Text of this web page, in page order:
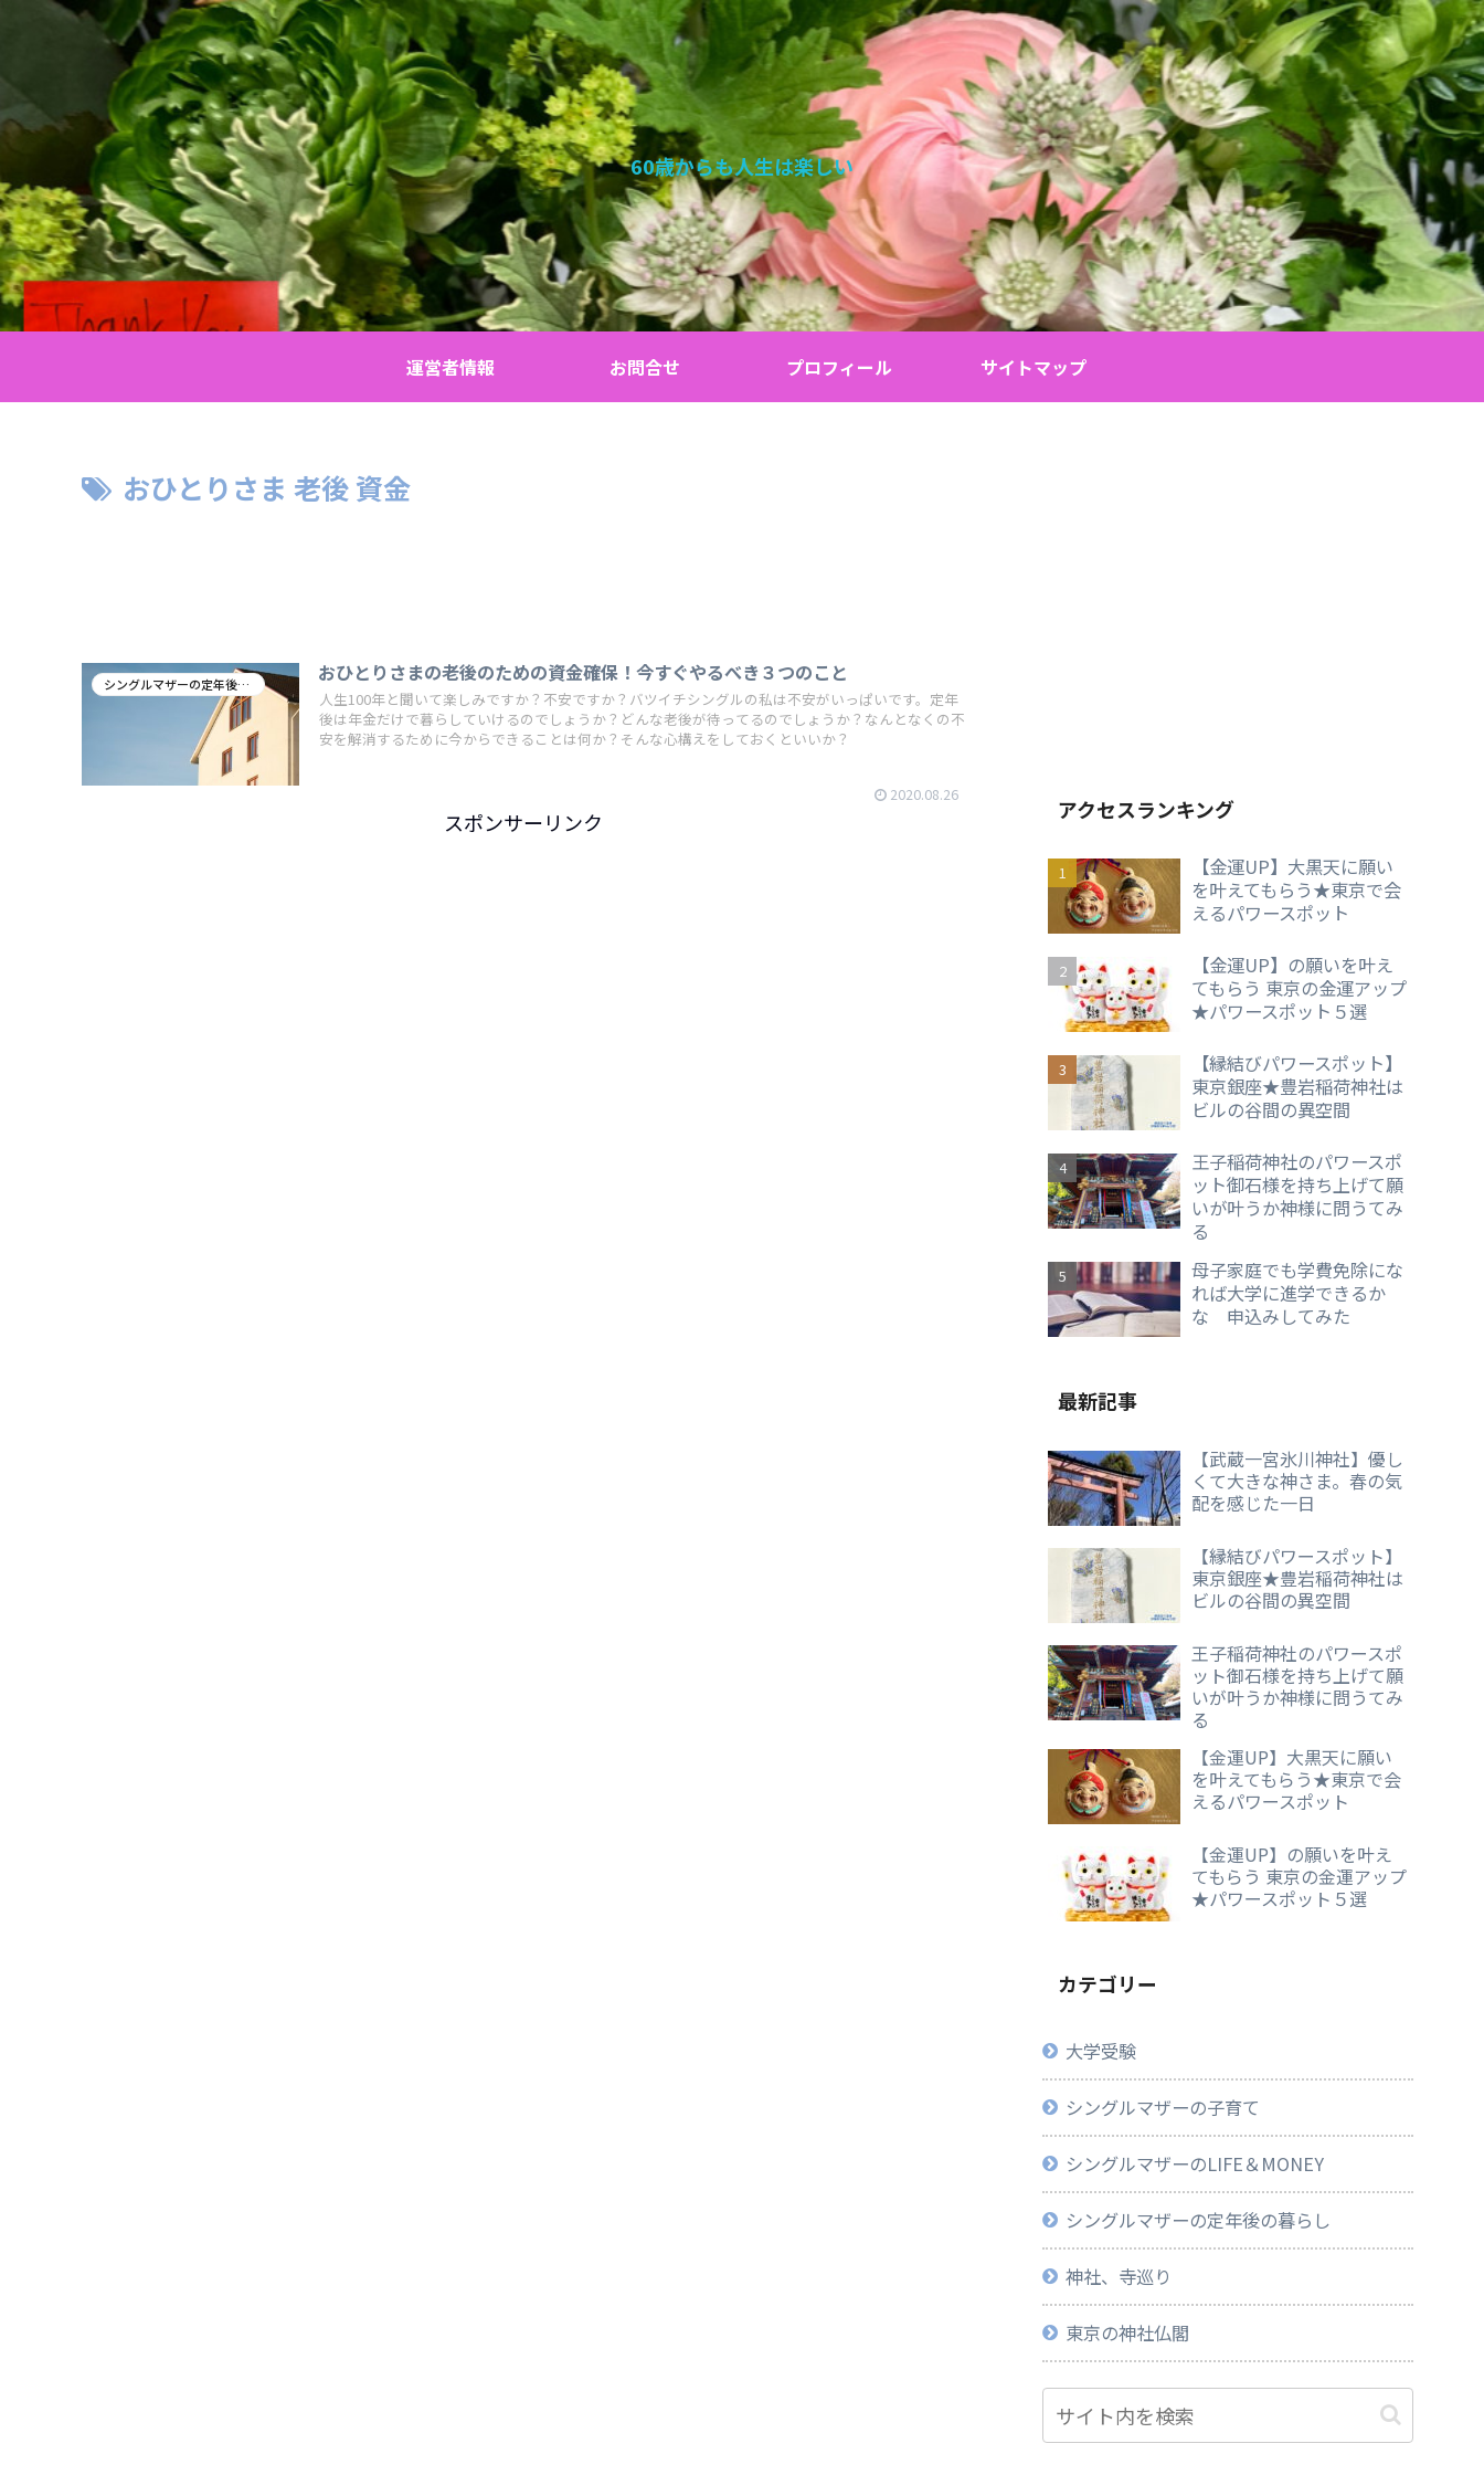
60歳からも人生は楽しい
運営者情報 お問合せ プロフィール サイトマップ
おひとりさま 老後 資金
シングルマザーの定年後の暮らし おひとりさまの老後のための資金確保！今すぐやるべき３つのこと
人生100年と聞いて楽しみですか？不安ですか？バツイチシングルの私は不安がいっぱいです。定年
後は年金だけで暮らしていけるのでしょうか？どんな老後が待ってるのでしょうか？なんとなくの不
安を解消するために今からできることは何か？そんな心構えをしておくといいか？
2020.08.26
スポンサーリンク アクセスランキング
【金運UP】大黒天に願い
を叶えてもらう★東京で会
えるパワースポット
【金運UP】の願いを叶え
てもらう 東京の金運アップ
★パワースポット５選
【縁結びパワースポット】
東京銀座★豊岩稲荷神社は
ビルの谷間の異空間
王子稲荷神社のパワースポ
ット御石様を持ち上げて願
いが叶うか神様に問うてみ
る
母子家庭でも学費免除にな
れば大学に進学できるか
な 申込みしてみた
最新記事
【武蔵一宮氷川神社】優し
くて大きな神さま。春の気
配を感じた一日
【縁結びパワースポット】
東京銀座★豊岩稲荷神社は
ビルの谷間の異空間
王子稲荷神社のパワースポ
ット御石様を持ち上げて願
いが叶うか神様に問うてみ
る
【金運UP】大黒天に願い
を叶えてもらう★東京で会
えるパワースポット
【金運UP】の願いを叶え
てもらう 東京の金運アップ
★パワースポット５選
カテゴリー
大学受験
シングルマザーの子育て
シングルマザーのLIFE＆MONEY
シングルマザーの定年後の暮らし
神社、寺巡り
東京の神社仏閣